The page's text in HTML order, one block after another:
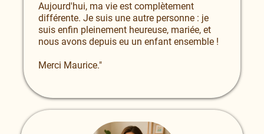
Aujourd'hui, ma vie est complètement
différente. Je suis une autre personne : je
suis enfin pleinement heureuse, mariée, et
nous avons depuis eu un enfant ensemble !
Merci Maurice."